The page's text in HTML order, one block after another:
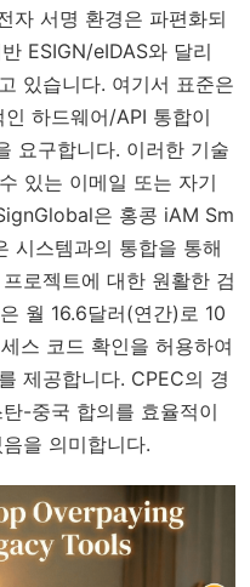
자 서명 환경은 파편화되
ESIGN/eIDAS와 달리
있습니다. 여기서 표준은
하드웨어/API 통합이
요구합니다. 이러한 기술
있는 이메일 또는 자기
은 홍콩 iAM Sm
시스템과의 통합을 통해
로젝트에 대한 원활한 검
월 16.6달러(연간)로 10
스 코드 확인을 허용하여
제공합니다. CPEC의 경
-중국 합의를 효율적이
을 의미합니다.